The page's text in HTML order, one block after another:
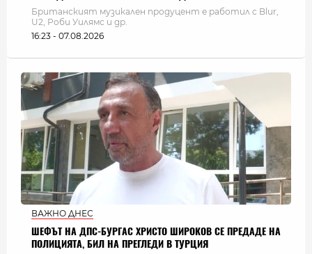
Британският музикален продуцент е работил с Blur,
U2, Роби Уилямс и др.
16:23 - 07.08.2026
ВАЖНО ДНЕС
ШЕФЪТ НА ДПС-БУРГАС ХРИСТО ШИРОКОВ СЕ ПРЕДАДЕ НА
ПОЛИЦИЯТА, БИЛ НА ПРЕГЛЕДИ В ТУРЦИЯ